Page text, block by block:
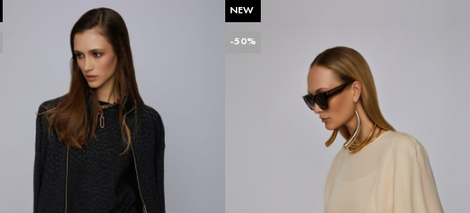
NEW
-50%